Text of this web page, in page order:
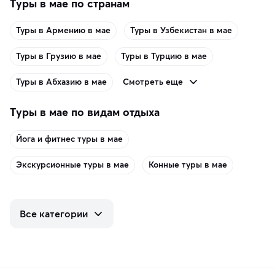
Туры в мае по странам
Туры в Армению в мае Туры в Узбекистан в мае
Туры в Грузию в мае Туры в Турцию в мае
Туры в Абхазию в мае Смотреть еще
Туры в мае по видам отдыха
Йога и фитнес туры в мае
Экскурсионные туры в мае Конные туры в мае
Все категории